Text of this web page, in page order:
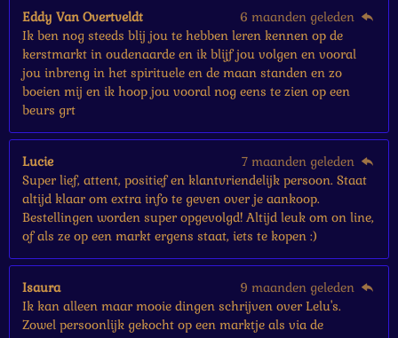
Eddy Van Overtveldt
6 maanden geleden
Ik ben nog steeds blij jou te hebben leren kennen op de
kerstmarkt in oudenaarde en ik blijf jou volgen en vooral
jou inbreng in het spirituele en de maan standen en zo
boeien mij en ik hoop jou vooral nog eens te zien op een
beurs grt
Lucie
7 maanden geleden
Super lief, attent, positief en klantvriendelijk persoon. Staat
altijd klaar om extra info te geven over je aankoop.
Bestellingen worden super opgevolgd! Altijd leuk om on line,
of als ze op een markt ergens staat, iets te kopen :)
Isaura
9 maanden geleden
Ik kan alleen maar mooie dingen schrijven over Lelu's.
Zowel persoonlijk gekocht op een marktje als via de